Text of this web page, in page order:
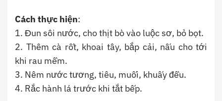
Cách thực hiện:
1. Đun sôi nước, cho thịt bò vào luộc sơ, bỏ bọt.
2. Thêm cà rốt, khoai tây, bắp cải, nấu cho tới
khi rau mềm.
3. Nêm nước tương, tiêu, muối, khuấy đều.
4. Rắc hành lá trước khi tắt bếp.